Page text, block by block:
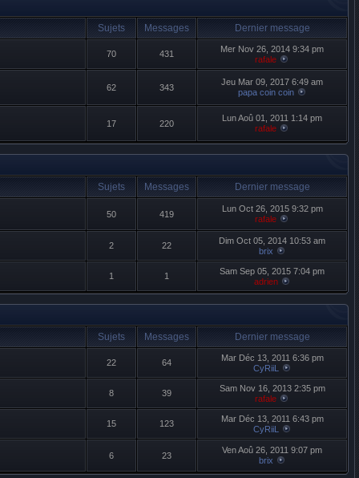
Sujets Messages Dernier message
70 431
Mer Nov 26, 2014 9:34 pm
rafale
62 343
Jeu Mar 09, 2017 6:49 am
papa coin coin
17 220
Lun Aoû 01, 2011 1:14 pm
rafale
Sujets Messages
Dernier message
50 419
Lun Oct 26, 2015 9:32 pm
rafale
2 22
Dim Oct 05, 2014 10:53 am
brix
1 1
Sam Sep 05, 2015 7:04 pm
adrien
Sujets Messages Dernier message
22 64
Mar Déc 13, 2011 6:36 pm
CyRiiL
8 39
Sam Nov 16, 2013 2:35 pm
rafale
15 123
Mar Déc 13, 2011 6:43 pm
CyRiiL
6 23
Ven Aoû 26, 2011 9:07 pm
brix